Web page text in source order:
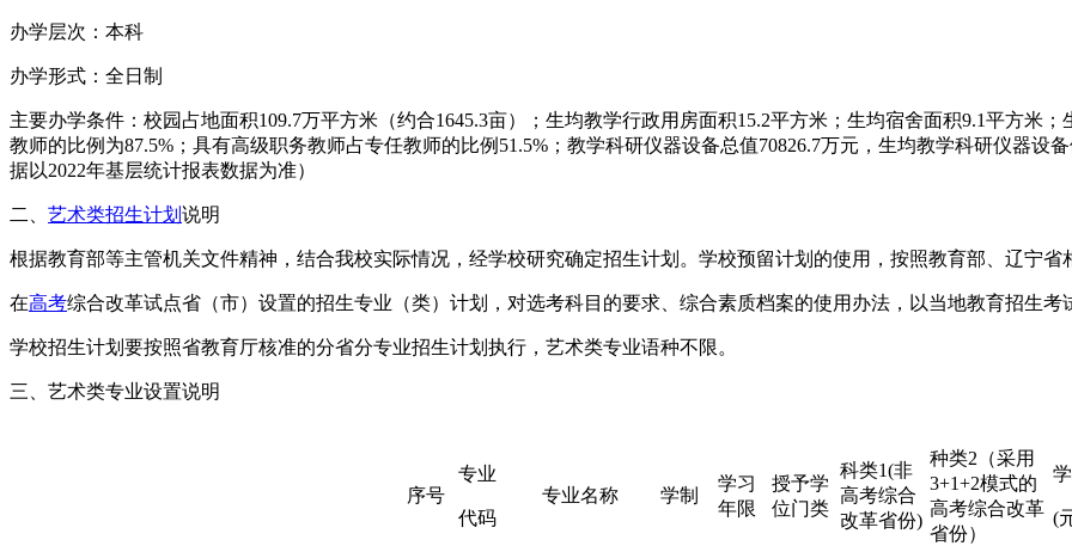
办学层次：本科
办学形式：全日制
主要办学条件：校园占地面积109.7万平方米（约合1645.3亩）；生均教学行政用房面积15.2平方米；生均宿舍面积9.1平方米
教师的比例为87.5%；具有高级职务教师占专任教师的比例51.5%；教学科研仪器设备总值70826.7万元，生均教学科研仪器设
据以2022年基层统计报表数据为准）
二、 艺术类招生计划 说明
根据教育部等主管机关文件精神，结合我校实际情况，经学校研究确定招生计划。学校预留计划的使用，按照教育部、辽宁省
在高考综合改革试点省（市）设置的招生专业（类）计划，对选考科目的要求、综合素质档案的使用办法，以当地教育招生考
学校招生计划要按照省教育厅核准的分省分专业招生计划执行，艺术类专业语种不限。
三、艺术类专业设置说明
序号
专业
代码
专业名称 学制
学习
年限
授予学
位门类
科类1(非
高考综合
改革省份)
种类2（采用
3+1+2模式的
高考综合改革
省份）
(